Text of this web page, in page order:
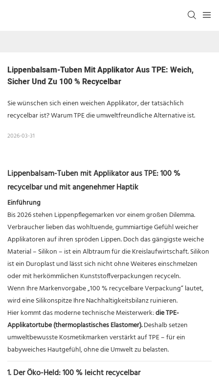
Lippenbalsam-Tuben Mit Applikator Aus TPE: Weich,
Sicher Und Zu 100 % Recycelbar
Sie wünschen sich einen weichen Applikator, der tatsächlich
recycelbar ist? Warum TPE die umweltfreundliche Alternative ist.
2026-03-31
Lippenbalsam-Tuben mit Applikator aus TPE: 100 %
recycelbar und mit angenehmer Haptik
Einführung
Bis 2026 stehen Lippenpflegemarken vor einem großen Dilemma.
Verbraucher lieben das wohltuende, gummiartige Gefühl weicher
Applikatoren auf ihren spröden Lippen. Doch das gängigste weiche
Material – Silikon – ist ein Albtraum für die Kreislaufwirtschaft. Silikon
ist ein Duroplast und lässt sich nicht ohne Weiteres einschmelzen
oder mit herkömmlichen Kunststoffverpackungen recyceln.
Wenn Ihre Markenvorgabe „100 % recycelbare Verpackung“ lautet,
wird eine Silikonspitze Ihre Nachhaltigkeitsbilanz ruinieren.
Hier kommt das moderne technische Meisterwerk:die TPE-
Applikatortube (thermoplastisches Elastomer).Deshalb setzen
umweltbewusste Kosmetikmarken verstärkt auf TPE – für ein
babyweiches Hautgefühl, ohne die Umwelt zu belasten.
1. Der Öko-Held: 100 % leicht recycelbar